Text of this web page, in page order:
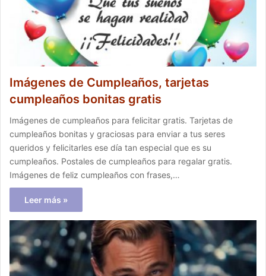
Imágenes de Cumpleaños, tarjetas
cumpleaños bonitas gratis
Imágenes de cumpleaños para felicitar gratis. Tarjetas de
cumpleaños bonitas y graciosas para enviar a tus seres
queridos y felicitarles ese día tan especial que es su
cumpleaños. Postales de cumpleaños para regalar gratis.
Imágenes de feliz cumpleaños con frases,…
Leer más »